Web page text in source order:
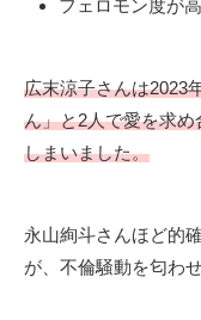
フェロモン度が高
広末涼子さんは2023
ん」と2人で愛を求め
しまいました。
永山絢斗さんほど的
が、不倫騒動を匂わ